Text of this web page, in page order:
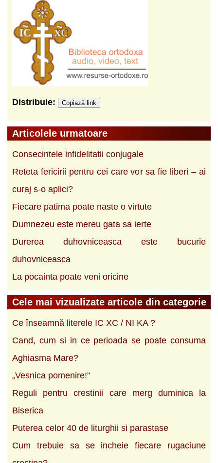
Distribuie: Copiază link
Articolele urmatoare
Consecintele infidelitatii conjugale
Reteta fericirii pentru cei care vor sa fie liberi ‒ ai
curaj s-o aplici?
Fiecare patima poate naste o virtute
Dumnezeu este mereu gata sa ierte
Durerea duhovniceasca este bucurie
duhovniceasca
La pocainta poate veni oricine
Cele mai vizualizate articole din categorie
Ce înseamnă literele IC XC / NI KA ?
Cand, cum si in ce perioada se poate consuma
Aghiasma Mare?
„Vesnica pomenire!”
Reguli pentru crestinii care merg duminica la
Biserica
Puterea celor 40 de liturghii si parastase
Cum trebuie sa se incheie fiecare rugaciune